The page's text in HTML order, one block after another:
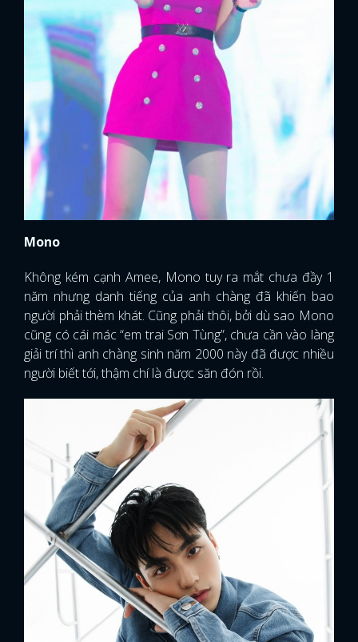
Mono
Không kém cạnh Amee, Mono tuy ra mắt chưa đầy 1
năm nhưng danh tiếng của anh chàng đã khiến bao
người phải thèm khát. Cũng phải thôi, bởi dù sao Mono
cũng có cái mác “em trai Sơn Tùng”, chưa cần vào làng
giải trí thì anh chàng sinh năm 2000 này đã được nhiều
người biết tới, thậm chí là được săn đón rồi.